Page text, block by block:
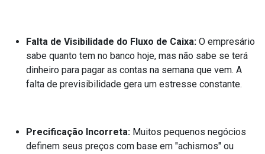
Falta de Visibilidade do Fluxo de Caixa: O empresário
sabe quanto tem no banco hoje, mas não sabe se terá
dinheiro para pagar as contas na semana que vem. A
falta de previsibilidade gera um estresse constante.
Precificação Incorreta: Muitos pequenos negócios
definem seus preços com base em "achismos" ou